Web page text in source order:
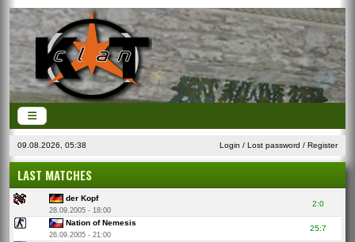
09.08.2026, 05:38 Login / Lost password / Register
LAST MATCHES
der Kopf
28.09.2005 - 18:00
2:0
Nation of Nemesis
26.09.2005 - 21:00
25:7